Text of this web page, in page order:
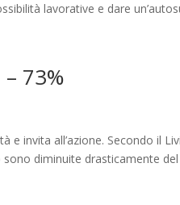
lavorative e dare
73%
e invita all’azione. Secondo il
diminuite drasticamente del